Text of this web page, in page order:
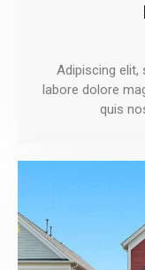
Adipiscing elit,
labore dolore
quis